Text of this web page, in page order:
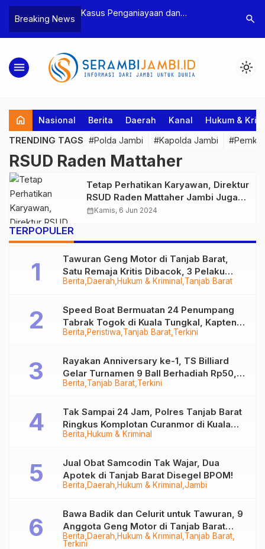
Breaking News
Bea Cukai
Pelaku beserta
dan 146 Gram
Kasus Penganiayaan dan
Tebo Tetapkan Dua Tersangka
Polres
Dua
search
menu light_mode
home Nasional Berita Daerah Kanal Hukum &
TRENDING TAGS #Polda Jambi #Kapolda Jambi
RSUD Raden Mattaher
Tetap Perhatikan Karyawan, Direktur
RSUD Raden Mattaher Jambi Juga
Sebut Terus Berikan Pelayanan
calendar_monthKamis, 6 Jun 2024
TERPOPULER
Berita Daerah Hukum & Kriminal Tanjab Barat
Tawuran Geng Motor di Tanjab Barat,
Satu Remaja Kritis Dibacok, 3 Pelaku
Ditangkap
Berita Peristiwa Tanjab Barat Terkini
Speed Boat Bermuatan 24 Penumpang
Tabrak Togok di Kuala Tungkal, Kapten
Sempat Hilang
Berita Tanjab Barat Terkini
Rayakan Anniversary ke-1, TS Billiard
Gelar Turnamen 9 Ball Berhadiah Rp50,8
Juta
Berita Hukum & Kriminal
Tak Sampai 24 Jam, Polres Tanjab Barat
Ringkus Komplotan Curanmor di Kuala
Tungkal
Berita Daerah Hukum & Kriminal Jambi
Jual Obat Samcodin Tak Wajar, Dua
Apotek di Tanjab Barat Disegel BPOM!
Berita Daerah Hukum & Kriminal Tanjab Barat
Terkini
Bawa Badik dan Celurit untuk Tawuran, 9
Anggota Geng Motor di Tanjab Barat
Diringkus